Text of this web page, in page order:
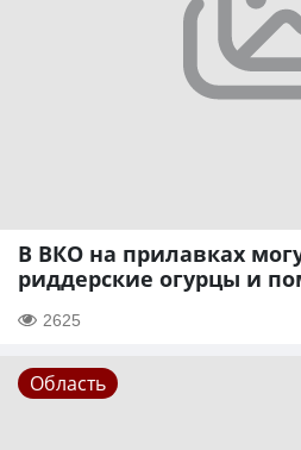
В ВКО на прилавках
риддерские огурцы и
2625
Область